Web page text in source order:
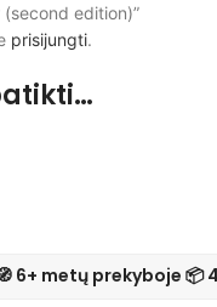
(second edition)”
prisijungti.
6+ metų prekyboje 📦